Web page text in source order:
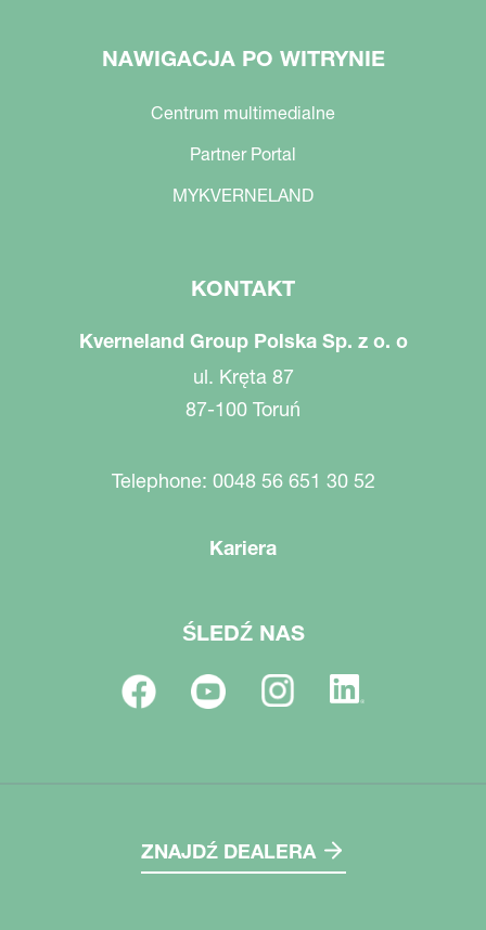
NAWIGACJA PO WITRYNIE
Centrum multimedialne
Partner Portal
MYKVERNELAND
KONTAKT
Kverneland Group Polska Sp. z o. o
ul. Kręta 87
87-100 Toruń
Telephone: 0048 56 651 30 52
Kariera
ŚLEDŹ NAS
ZNAJDŹ DEALERA